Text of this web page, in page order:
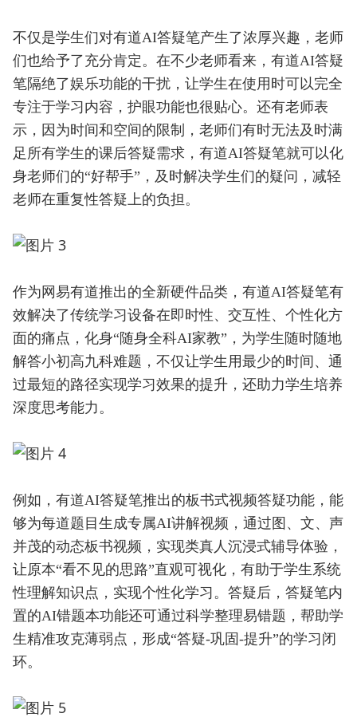
不仅是学生们对有道AI答疑笔产生了浓厚兴趣，老师
们也给予了充分肯定。在不少老师看来，有道AI答疑
笔隔绝了娱乐功能的干扰，让学生在使用时可以完全
专注于学习内容，护眼功能也很贴心。还有老师表
示，因为时间和空间的限制，老师们有时无法及时满
足所有学生的课后答疑需求，有道AI答疑笔就可以化
身老师们的“好帮手”，及时解决学生们的疑问，减轻
老师在重复性答疑上的负担。
作为网易有道推出的全新硬件品类，有道AI答疑笔有
效解决了传统学习设备在即时性、交互性、个性化方
面的痛点，化身“随身全科AI家教”，为学生随时随地
解答小初高九科难题，不仅让学生用最少的时间、通
过最短的路径实现学习效果的提升，还助力学生培养
深度思考能力。
例如，有道AI答疑笔推出的板书式视频答疑功能，能
够为每道题目生成专属AI讲解视频，通过图、文、声
并茂的动态板书视频，实现类真人沉浸式辅导体验，
让原本“看不见的思路”直观可视化，有助于学生系统
性理解知识点，实现个性化学习。答疑后，答疑笔内
置的AI错题本功能还可通过科学整理易错题，帮助学
生精准攻克薄弱点，形成“答疑-巩固-提升”的学习闭
环。